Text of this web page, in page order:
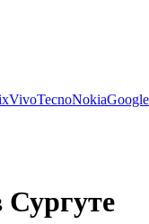
VivoTecnoNokiaGoogle
Сургуте